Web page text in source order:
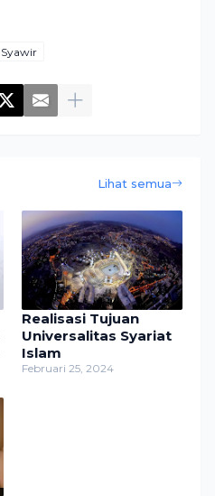
Syawir
Lihat semua
Realisasi Tujuan
Universalitas Syariat
Islam
Februari 25, 2024